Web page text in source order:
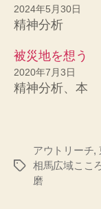
2024年5月30日
精神分析
被災地を想う
2020年7月3日
精神分析、本
タ
アウトリーチ,
相馬広域ここ
磨